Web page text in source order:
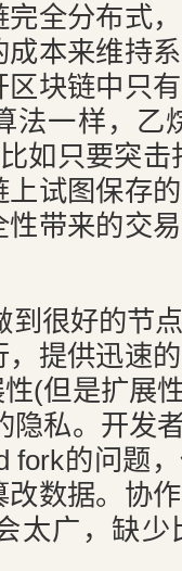
全分布式
本来维持
块链中只
法一样，乙
如只要突
试图保存
带来的交
到很好的节
提供迅速
(但是扩展
隐私。开发
fork的问题
数据。协
太广，缺